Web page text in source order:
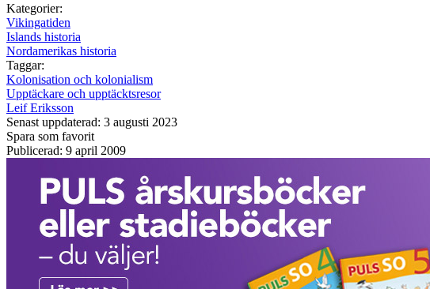
Kategorier:
Vikingatiden
Islands historia
Nordamerikas historia
Taggar:
Kolonisation och kolonialism
Upptäckare och upptäcktsresor
Leif Eriksson
Senast uppdaterad: 3 augusti 2023
Spara som favorit
Publicerad: 9 april 2009